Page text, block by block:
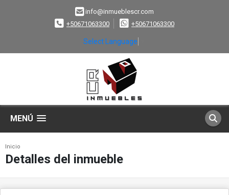
info@inmueblescr.com
+50671063300
+50671063300
Select Language
MENÚ
Inicio
Detalles del inmueble